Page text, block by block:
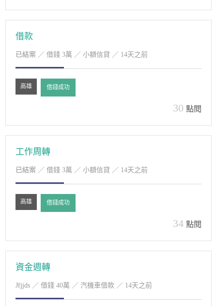
借款
已結案 ／ 借錢 3萬 ／ 小額信貸 ／ 14天之前
高雄 借錢成功
30 點閱
工作周轉
已結案 ／ 借錢 3萬 ／ 小額信貸 ／ 14天之前
高雄 借錢成功
34 點閱
資金週轉
Jfjjds ／ 借錢 40萬 ／ 汽機車借款 ／ 14天之前